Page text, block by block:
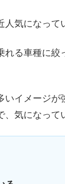
人気になって
る車種に絞
イメージ
気になって